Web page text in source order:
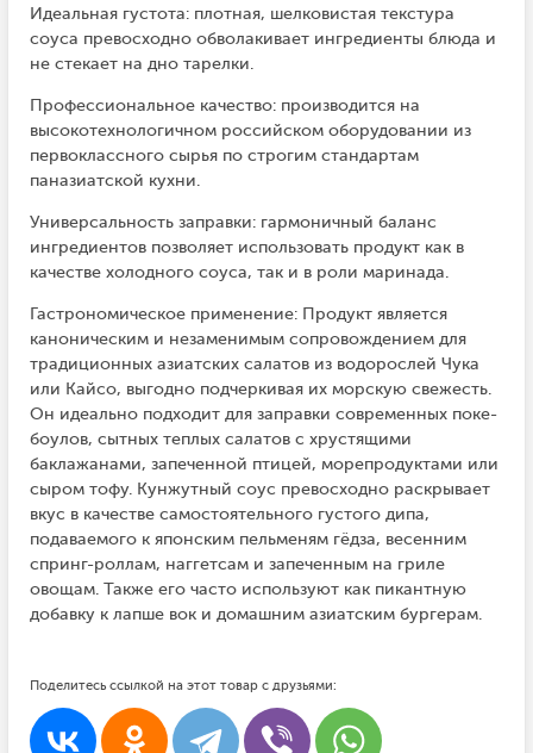
Идеальная густота: плотная, шелковистая текстура
соуса превосходно обволакивает ингредиенты блюда и
не стекает на дно тарелки.
Профессиональное качество: производится на
высокотехнологичном российском оборудовании из
первоклассного сырья по строгим стандартам
паназиатской кухни.
Универсальность заправки: гармоничный баланс
ингредиентов позволяет использовать продукт как в
качестве холодного соуса, так и в роли маринада.
Гастрономическое применение: Продукт является
каноническим и незаменимым сопровождением для
традиционных азиатских салатов из водорослей Чука
или Кайсо, выгодно подчеркивая их морскую свежесть.
Он идеально подходит для заправки современных поке-
боулов, сытных теплых салатов с хрустящими
баклажанами, запеченной птицей, морепродуктами или
сыром тофу. Кунжутный соус превосходно раскрывает
вкус в качестве самостоятельного густого дипа,
подаваемого к японским пельменям гёдза, весенним
спринг-роллам, наггетсам и запеченным на гриле
овощам. Также его часто используют как пикантную
добавку к лапше вок и домашним азиатским бургерам.
Поделитесь ссылкой на этот товар с друзьями: